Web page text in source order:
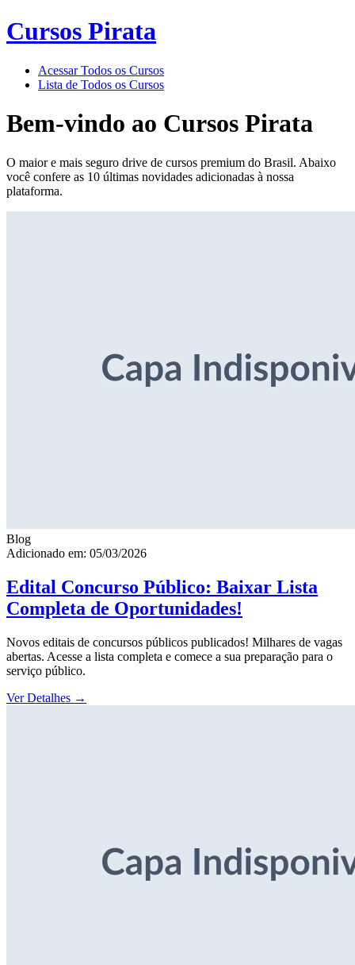
Cursos Pirata
Acessar Todos os Cursos
Lista de Todos os Cursos
Bem-vindo ao Cursos Pirata
O maior e mais seguro drive de cursos premium do Brasil. Abaixo
você confere as 10 últimas novidades adicionadas à nossa
plataforma.
Blog
Adicionado em: 05/03/2026
Edital Concurso Público: Baixar Lista
Completa de Oportunidades!
Novos editais de concursos públicos publicados! Milhares de vagas
abertas. Acesse a lista completa e comece a sua preparação para o
serviço público.
Ver Detalhes →